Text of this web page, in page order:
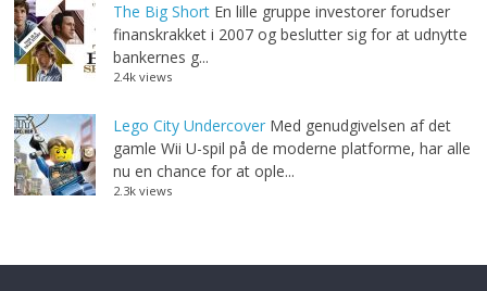
The Big Short En lille gruppe investorer forudser
finanskrakket i 2007 og beslutter sig for at udnytte
bankernes g...
2.4k views
Lego City Undercover Med genudgivelsen af det
gamle Wii U-spil på de moderne platforme, har alle
nu en chance for at ople...
2.3k views